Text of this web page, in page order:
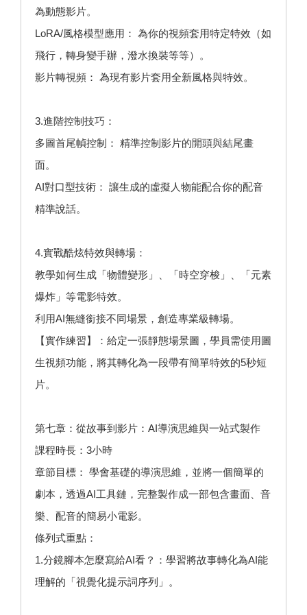
為動態影片。
LoRA/風格模型應用： 為你的視頻套用特定特效（如
飛行，轉身變手辦，潑水換裝等等）。
影片轉視頻： 為現有影片套用全新風格與特效。
3.進階控制技巧：
多圖首尾幀控制： 精準控制影片的開頭與結尾畫
面。
AI對口型技術： 讓生成的虛擬人物能配合你的配音
精準說話。
4.實戰酷炫特效與轉場：
教學如何生成「物體變形」、「時空穿梭」、「元素
爆炸」等電影特效。
利用AI無縫銜接不同場景，創造專業級轉場。
【實作練習】：給定一張靜態場景圖，學員需使用圖
生視頻功能，將其轉化為一段帶有簡單特效的5秒短
片。
第七章：從故事到影片：AI導演思維與一站式製作
課程時長：3小時
章節目標： 學會基礎的導演思維，並將一個簡單的
劇本，透過AI工具鏈，完整製作成一部包含畫面、音
樂、配音的簡易小電影。
條列式重點：
1.分鏡腳本怎麼寫給AI看？：學習將故事轉化為AI能
理解的「視覺化提示詞序列」。